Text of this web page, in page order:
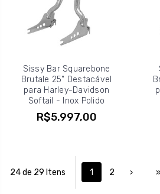
Sissy Bar Squarebone
Brutale 25" Destacável
para Harley-Davidson
Softail - Inox Polido
R$5.997,00
24 de 29 Itens 1 2 › »